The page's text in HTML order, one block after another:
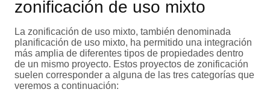
zonificación de uso mixto
La zonificación de uso mixto, también denominada
planificación de uso mixto, ha permitido una integración
más amplia de diferentes tipos de propiedades dentro
de un mismo proyecto. Estos proyectos de zonificación
suelen corresponder a alguna de las tres categorías que
veremos a continuación: